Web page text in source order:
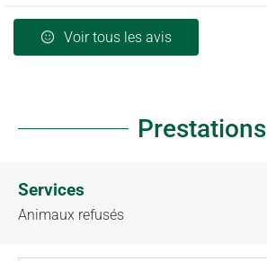
Voir tous les avis
Prestations
Services
Animaux refusés